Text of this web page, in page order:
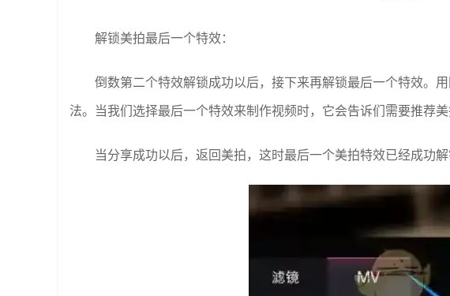
解锁美拍最后一个特效：
倒数第二个特效解锁成功以后，接下来再解锁最后一个特效。
法。当我们选择最后一个特效来制作视频时，它会告诉们需要推荐美
当分享成功以后，返回美拍，这时最后一个美拍特效已经成功